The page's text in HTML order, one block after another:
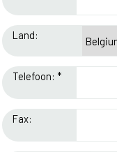
Land:
Telefoon: *
Fax: